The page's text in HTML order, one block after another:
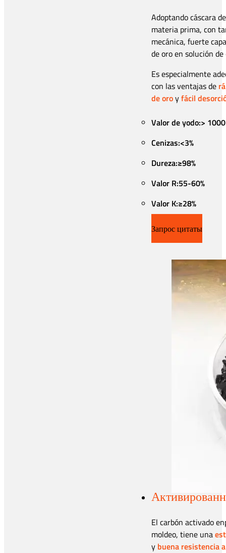
Adoptando cáscara
materia prima, con
mecánica, fuerte
de oro en solución
Es especialmente
con las ventajas de
de oroyfácil
Valor de yodo:>
Cenizas:<3%
Dureza:≥98%
Valor R:55-60%
Valor K:≥28%
Запрос цитаты
El carbón activado
moldeo, tiene una
y buena resistencia